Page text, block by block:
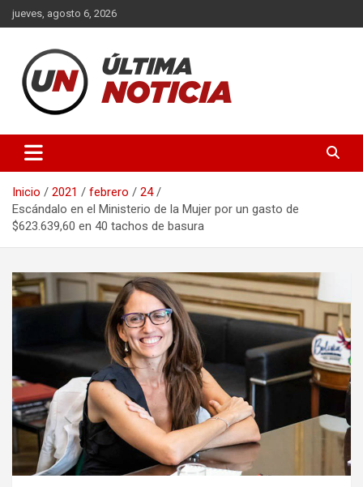
Saltar
al
jueves, agosto 6, 2026
Ultima Noticia BA
La Matanza en nuestro portal de noticias. Mantente informado
sobre política, economía, sociedad y mucho más.
Inicio
2021 febrero
24
Escándalo en el Ministerio de la Mujer por un gasto de
$623.639,60 en 40 tachos de basura